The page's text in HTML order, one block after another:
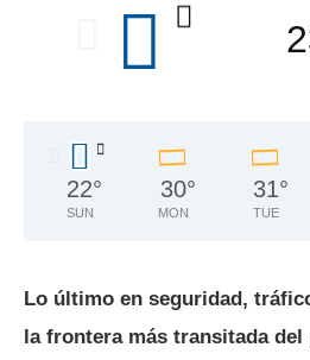
22°
SUN
30°
MON
31°
TUE
Lo último en seguridad,
la frontera más transitada del